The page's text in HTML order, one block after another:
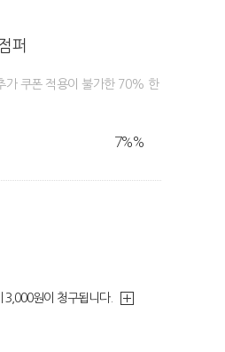
퍼
가 쿠폰 적용이 불가한 70% 한
7%%
3,000원이 청구됩니다.